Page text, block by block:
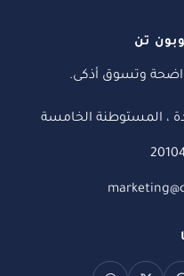
تن
وتسوق أذكى.
، المستوطنة الخامسة